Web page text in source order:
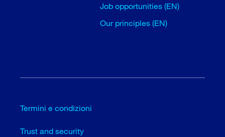
Job opportunities (EN)
Our principles (EN)
Termini e condizioni
Trust and security